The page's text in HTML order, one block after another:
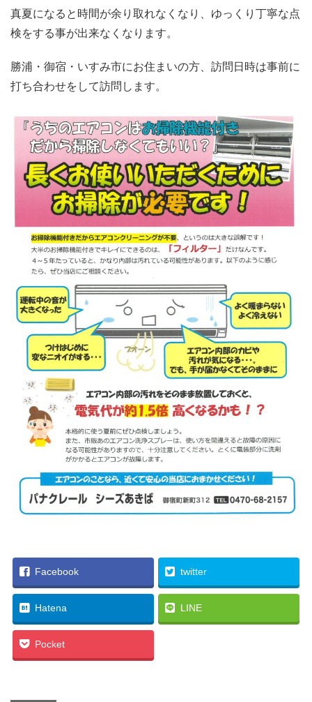
真夏になると時間が余り取れなくなり、ゆっくり丁寧な点
検をする事が出来なくなります。
勝浦・御宿・いすみ市にお住まいの方、訪問日時は事前に
打ち合わせをして訪問します。
Facebook twitter
Hatena LINE
Pocket